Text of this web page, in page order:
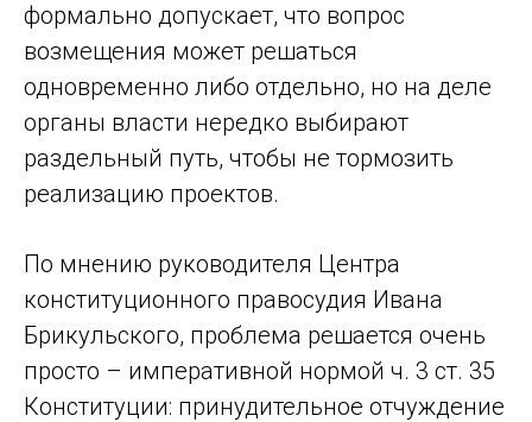
формально допускает, что вопрос
возмещения может решаться
одновременно либо отдельно, но на деле
органы власти нередко выбирают
раздельный путь, чтобы не тормозить
реализацию проектов.
По мнению руководителя Центра
конституционного правосудия Ивана
Брикульского, проблема решается очень
просто – императивной нормой ч. 3 ст. 35
Конституции: принудительное отчуждение